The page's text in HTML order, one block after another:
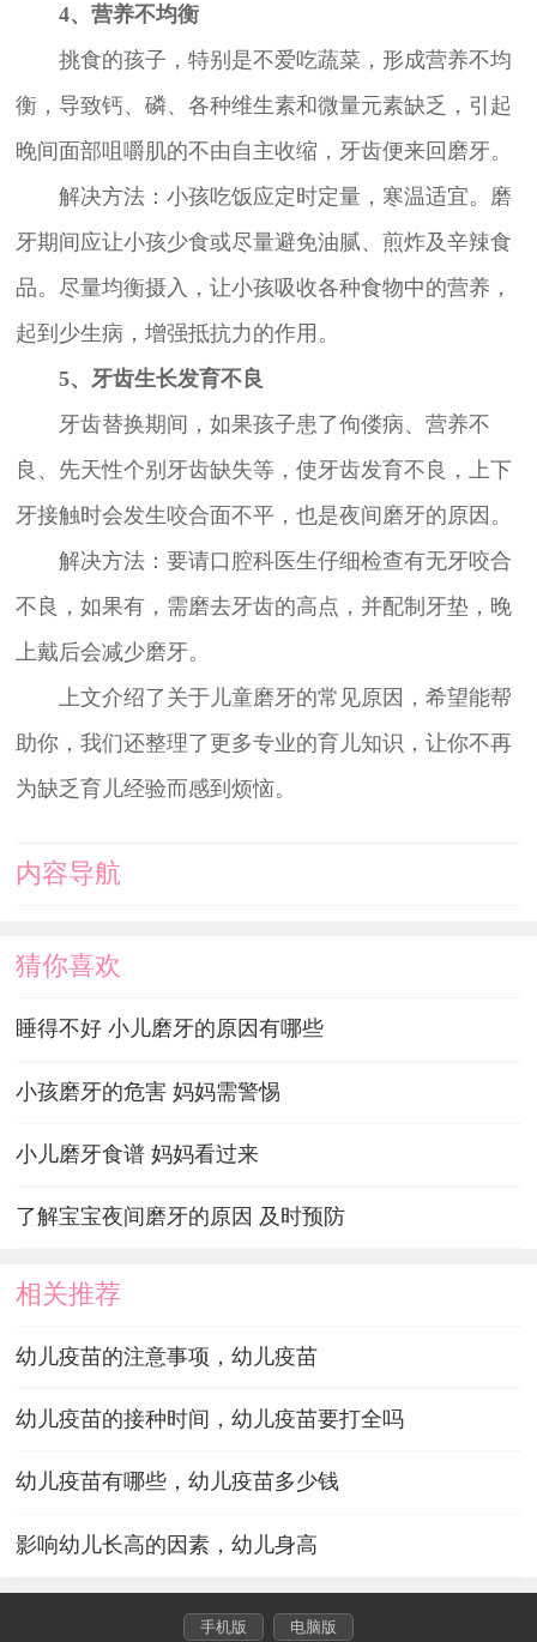
4、营养不均衡
挑食的孩子，特别是不爱吃蔬菜，形成营养不均
衡，导致钙、磷、各种维生素和微量元素缺乏，引起
晚间面部咀嚼肌的不由自主收缩，牙齿便来回磨牙。
解决方法：小孩吃饭应定时定量，寒温适宜。磨
牙期间应让小孩少食或尽量避免油腻、煎炸及辛辣食
品。尽量均衡摄入，让小孩吸收各种食物中的营养，
起到少生病，增强抵抗力的作用。
5、牙齿生长发育不良
牙齿替换期间，如果孩子患了佝偻病、营养不
良、先天性个别牙齿缺失等，使牙齿发育不良，上下
牙接触时会发生咬合面不平，也是夜间磨牙的原因。
解决方法：要请口腔科医生仔细检查有无牙咬合
不良，如果有，需磨去牙齿的高点，并配制牙垫，晚
上戴后会减少磨牙。
上文介绍了关于儿童磨牙的常见原因，希望能帮
助你，我们还整理了更多专业的育儿知识，让你不再
为缺乏育儿经验而感到烦恼。
内容导航
猜你喜欢
睡得不好 小儿磨牙的原因有哪些
小孩磨牙的危害 妈妈需警惕
小儿磨牙食谱 妈妈看过来
了解宝宝夜间磨牙的原因 及时预防
相关推荐
幼儿疫苗的注意事项，幼儿疫苗
幼儿疫苗的接种时间，幼儿疫苗要打全吗
幼儿疫苗有哪些，幼儿疫苗多少钱
影响幼儿长高的因素，幼儿身高
手机版 电脑版